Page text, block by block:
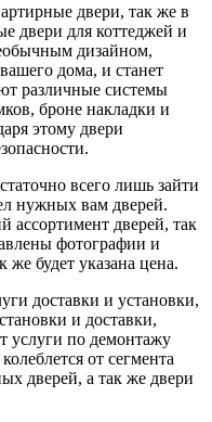
двери, так же в
двери для коттеджей и
дизайном,
дома, и станет
различные системы
броне накладки и
этому двери
всего лишь зайти
нужных вам дверей.
ассортимент дверей, так
фотографии и
же будет указана цена.
доставки и установки,
и доставки,
услуги по демонтажу
от сегмента
дверей, а так же двери